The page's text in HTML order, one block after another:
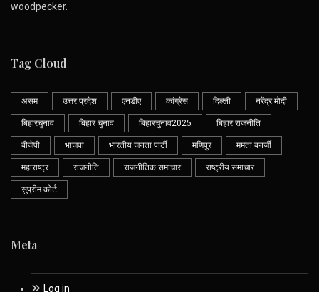
woodpecker.
Tag Cloud
असम उत्तर प्रदेश एनडीए कांग्रेस दिल्ली नरेंद्र मोदी
बिहारचुनाव बिहार चुनाव बिहारचुनाव2025 बिहार राजनीति
बीजेपी भाजपा भारतीय जनता पार्टी मणिपुर ममता बनर्जी
महाराष्ट्र राजनीति राजनीतिक समाचार राष्ट्रीय समाचार
सुप्रीम कोर्ट
Meta
Log in